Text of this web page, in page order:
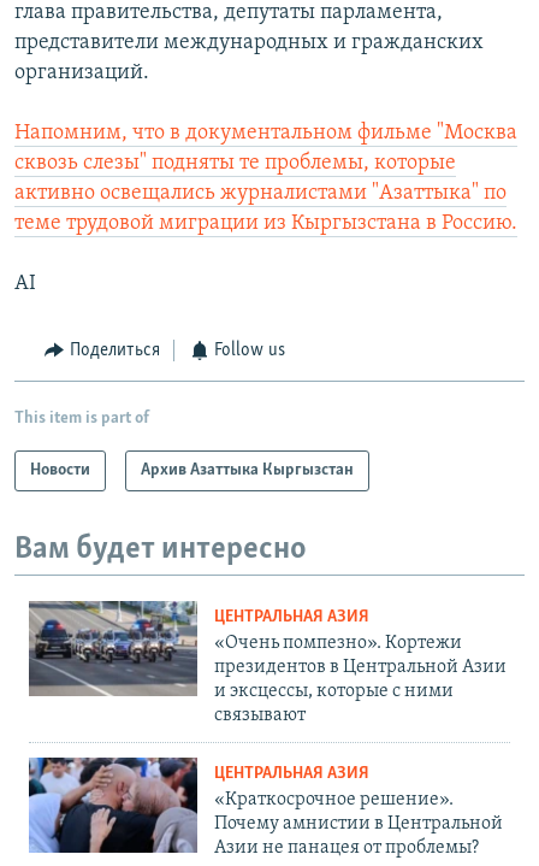
глава правительства, депутаты парламента,
представители международных и гражданских
организаций.
Напомним, что в документальном фильме "Москва
сквозь слезы" подняты те проблемы, которые
активно освещались журналистами "Азаттыка" по
теме трудовой миграции из Кыргызстана в Россию.
AI
Поделиться Follow us
This item is part of
Новости Архив Азаттыка Кыргызстан
Вам будет интересно
ЦЕНТРАЛЬНАЯ АЗИЯ
«Очень помпезно». Кортежи
президентов в Центральной Азии
и эксцессы, которые с ними
связывают
ЦЕНТРАЛЬНАЯ АЗИЯ
«Краткосрочное решение».
Почему амнистии в Центральной
Азии не панацея от проблемы?